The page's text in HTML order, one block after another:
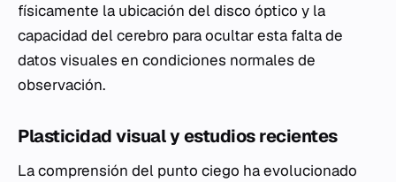
físicamente la ubicación del disco óptico y la
capacidad del cerebro para ocultar esta falta de
datos visuales en condiciones normales de
observación.
Plasticidad visual y estudios recientes
La comprensión del punto ciego ha evolucionado